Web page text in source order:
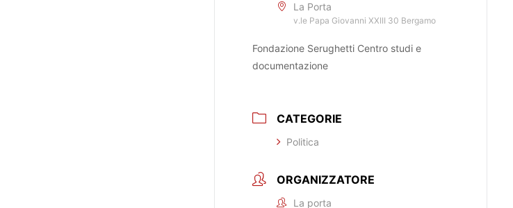
La Porta
v.le Papa Giovanni XXIII 30 Bergamo
Fondazione Serughetti Centro studi e
documentazione
CATEGORIE
Politica
ORGANIZZATORE
La porta